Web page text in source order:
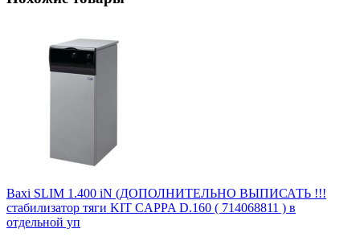
Baxi SLIM 1.400 iN (ДОПОЛНИТЕЛЬНО ВЫПИСАТЬ !!!
стабилизатор тяги KIT CAPPA D.160 ( 714068811 ) в
отдельной уп